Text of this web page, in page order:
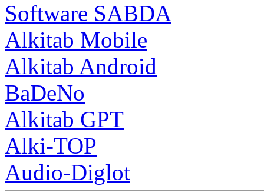
Software SABDA
Alkitab Mobile
Alkitab Android
BaDeNo
Alkitab GPT
Alki-TOP
Audio-Diglot